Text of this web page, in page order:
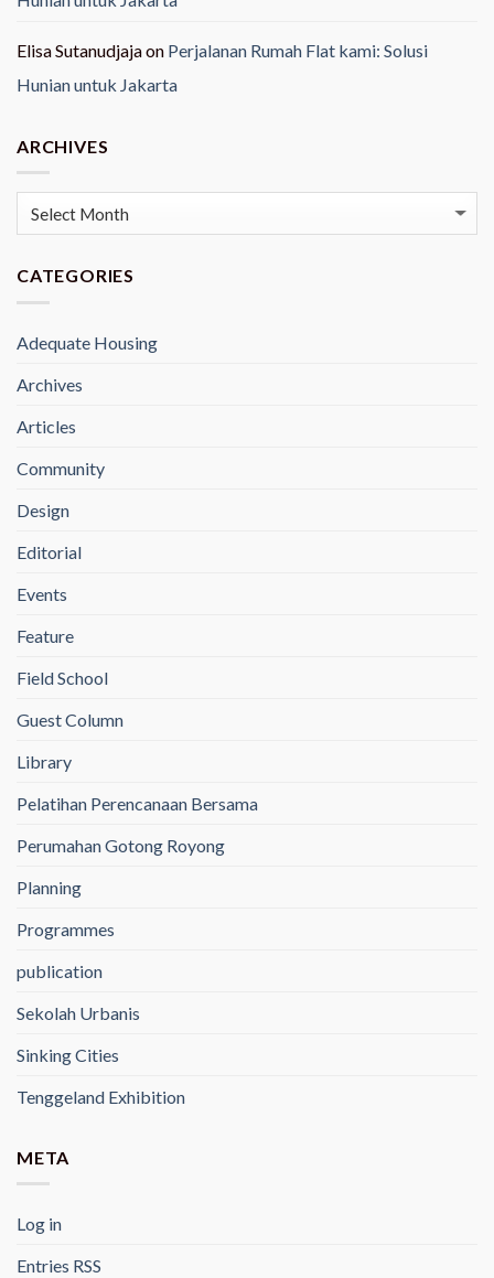
Elisa Sutanudjajaon Perjalanan Rumah Flat kami: Solusi
Hunian untuk Jakarta
ARCHIVES
Archives
CATEGORIES
Adequate Housing
Archives
Articles
Community
Design
Editorial
Events
Feature
Field School
Guest Column
Library
Pelatihan Perencanaan Bersama
Perumahan Gotong Royong
Planning
Programmes
publication
Sekolah Urbanis
Sinking Cities
Tenggeland Exhibition
META
Log in
Entries RSS